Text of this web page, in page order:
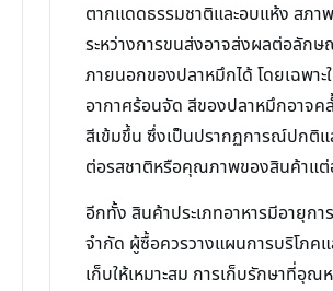
ตากแดดธรรมชาติและอบแห้ง สภา
ระหว่างการขนส่งอาจส่งผลต่อลักษ
ภายนอกของปลาหมึกได้ โดยเฉพาะ
อากาศร้อนจัด สีของปลาหมึกอาจค
สีเข้มขึ้น ซึ่งเป็นปรากฏการณ์ปกติแ
ต่อรสชาติหรือคุณภาพของสินค้าแต่
อีกทั้ง สินค้าประเภทอาหารมีอายุกา
จำกัด ผู้ซื้อควรวางแผนการบริโภคแ
เก็บให้เหมาะสม การเก็บรักษาที่อุณ